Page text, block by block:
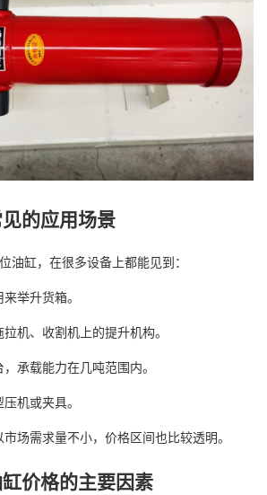
的应用场景
油缸，在很多设备上都能见到：
举升货箱。
机、收割机上的提升机构。
承载能力在几吨范围内。
机或夹具。
场需求量不小，价格区间也比较透明。
价格的主要因素